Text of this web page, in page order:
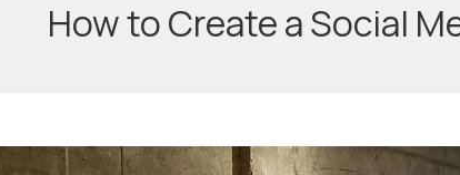
How to Create a Social